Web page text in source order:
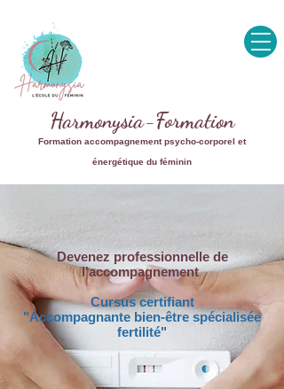
Harmonysia-Formation
Formation accompagnement psycho-corporel et
énergétique du féminin
Devenez professionnelle de
l'accompagnement
Cursus certifiant
"Accompagnante bien-être spécialisée
fertilité"